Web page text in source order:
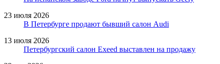
23 июля 2026
В Петербурге продают бывший салон Audi
13 июля 2026
Петербургский салон Exeed выставлен на продажу